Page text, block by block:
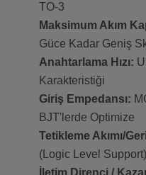
TO-3
Maksimum Akım
Güce Kadar Geniş
Anahtarlama Hızı:
Karakteristiği
Giriş Empedansı:
BJT'lerde Optimize
Tetikleme Akımı/
(Logic Level Support)
İletim Direnci /